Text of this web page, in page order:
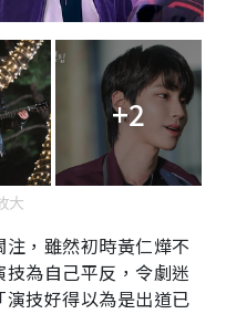
+2
大
，雖然初時黃仁燁不
為自己平反，令劇迷
技好得以為是出道已